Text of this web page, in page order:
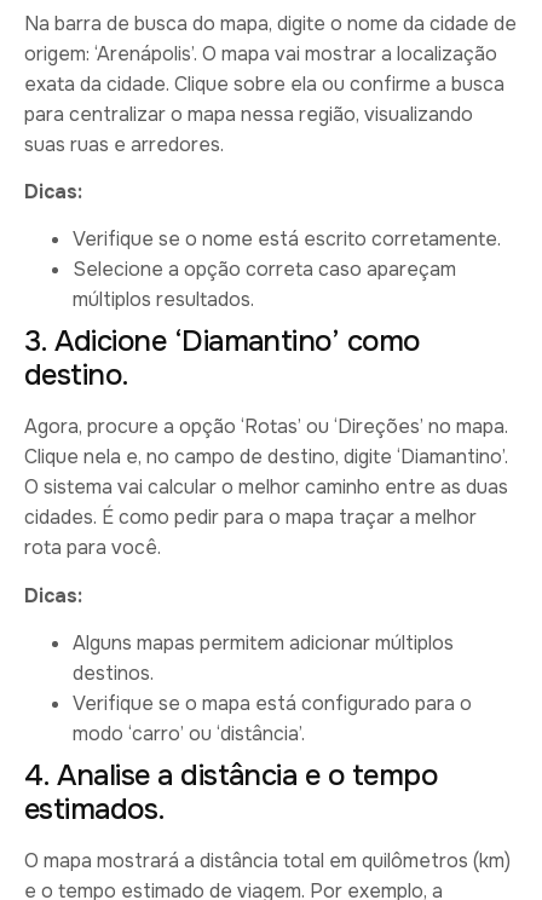
Na barra de busca do mapa, digite o nome da cidade de
origem: ‘Arenápolis’. O mapa vai mostrar a localização
exata da cidade. Clique sobre ela ou confirme a busca
para centralizar o mapa nessa região, visualizando
suas ruas e arredores.
Dicas:
Verifique se o nome está escrito corretamente.
Selecione a opção correta caso apareçam
múltiplos resultados.
3. Adicione ‘Diamantino’ como
destino.
Agora, procure a opção ‘Rotas’ ou ‘Direções’ no mapa.
Clique nela e, no campo de destino, digite ‘Diamantino’.
O sistema vai calcular o melhor caminho entre as duas
cidades. É como pedir para o mapa traçar a melhor
rota para você.
Dicas:
Alguns mapas permitem adicionar múltiplos
destinos.
Verifique se o mapa está configurado para o
modo ‘carro’ ou ‘distância’.
4. Analise a distância e o tempo
estimados.
O mapa mostrará a distância total em quilômetros (km)
e o tempo estimado de viagem. Por exemplo, a